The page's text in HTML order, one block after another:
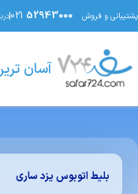
پشتیبانی و فروش 021 52943000
آسان
بلیط اتوبوس یزد ساری